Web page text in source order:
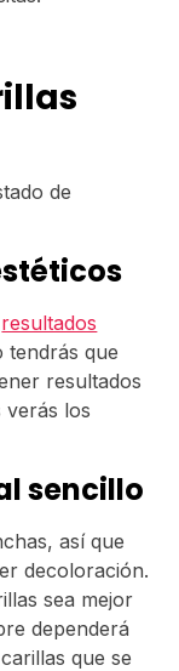
de
resultados
tendrás que
resultados
verás los
sencillo
así que
decoloración.
sea mejor
dependerá
que se